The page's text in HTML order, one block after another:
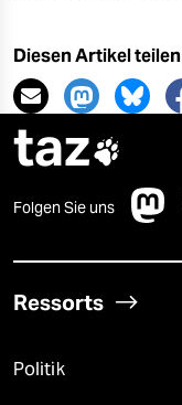
Diesen Artikel teilen
taz
Folgen Sie uns
Ressorts
Politik